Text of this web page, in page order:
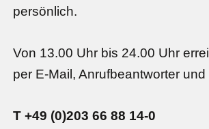
persönlich.
Von 13.00 Uhr bis 24.00 Uhr
per E-Mail, Anrufbeantworter und
T +49 (0)203 66 88 14-0